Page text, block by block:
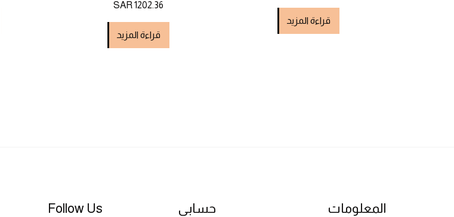
قراءة المزيد
SAR 1202.36
قراءة المزيد
المعلومات حسابي Follow Us